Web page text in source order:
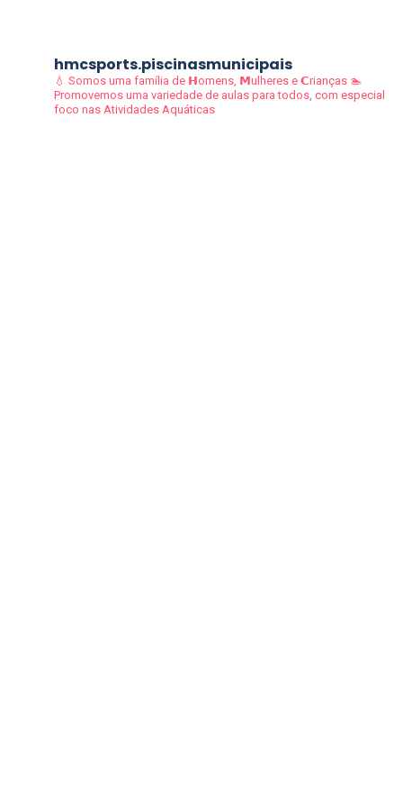
hmcsports.piscinasmunicipais
💧 Somos uma família de 𝗛omens, 𝗠ulheres e 𝗖rianças🏊
Promovemos uma variedade de aulas para todos, com especial
foco nas Atividades Aquáticas